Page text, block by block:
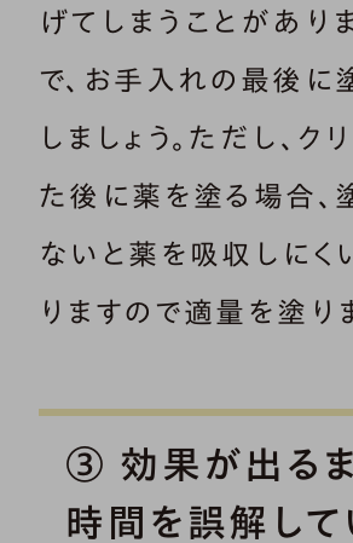
げてしまうことがあり
で、お手入れの最後に
しましょう。ただし、ク
た後に薬を塗る場合、
ないと薬を吸収しにく
りますので適量を塗りま
③ 効果が出る
時間を誤解して